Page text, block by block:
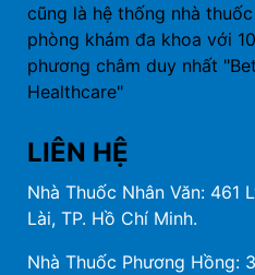
Năng, Trang Thiết Bị Y Tế
cũng là hệ thống nhà
phòng khám đa khoa với
phương châm duy nhất
LIÊN HỆ
Nhà Thuốc Nhân Văn: 461